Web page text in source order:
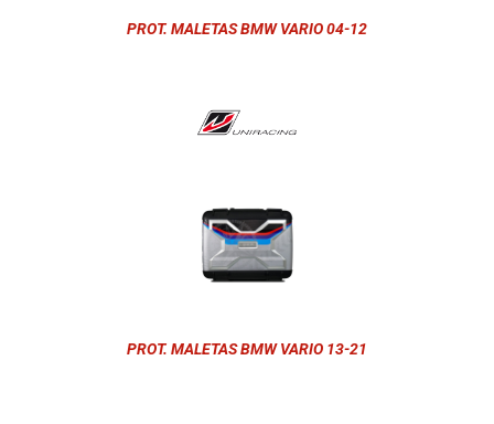
PROT. MALETAS BMW VARIO 04-12
PROT. MALETAS BMW VARIO 13-21